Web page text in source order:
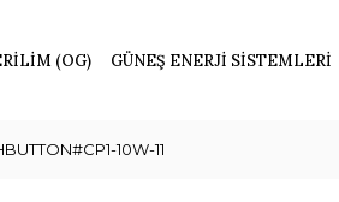
(OG) GÜNEŞ ENERJİ SİSTEMLERİ
10W-11